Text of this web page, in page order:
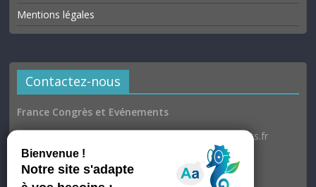
Mentions légales
Contactez-nous
France Congrès et Evénements
Email : communication@france-congres-evenements.fr
Heures d’ouverture
Du lundi au jeudi : 9h30–17h